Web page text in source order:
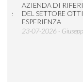
AZIENDA DI
DEL SETTORE
ESPERIENZA
23-07-2026 - Giuseppe P.